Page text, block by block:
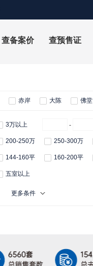
查备案价 查预售证
赤岸 大陈 佛堂
3万以上 -
200-250万 250-300万
144-160平 160-200平
五室以上
更多条件